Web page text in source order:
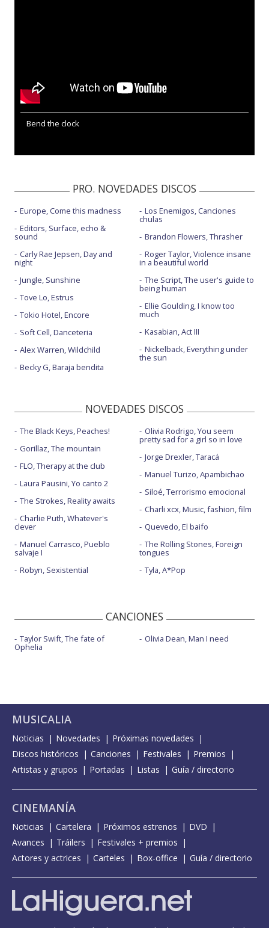
Bend the clock
PRO. NOVEDADES DISCOS
Europe, Come this madness
Editors, Surface, echo &
sound
Carly Rae Jepsen, Day and
night
Jungle, Sunshine
Tove Lo, Estrus
Tokio Hotel, Encore
Soft Cell, Danceteria
Alex Warren, Wildchild
Becky G, Baraja bendita
Los Enemigos, Canciones
chulas
Brandon Flowers, Thrasher
Roger Taylor, Violence insane
in a beautiful world
The Script, The user's guide to
being human
Ellie Goulding, I know too
much
Kasabian, Act III
Nickelback, Everything under
the sun
NOVEDADES DISCOS
The Black Keys, Peaches!
Gorillaz, The mountain
FLO, Therapy at the club
Laura Pausini, Yo canto 2
The Strokes, Reality awaits
Charlie Puth, Whatever's
clever
Manuel Carrasco, Pueblo
salvaje I
Robyn, Sexistential
Olivia Rodrigo, You seem
pretty sad for a girl so in love
Jorge Drexler, Taracá
Manuel Turizo, Apambichao
Siloé, Terrorismo emocional
Charli xcx, Music, fashion, film
Quevedo, El baifo
The Rolling Stones, Foreign
tongues
Tyla, A*Pop
CANCIONES
Taylor Swift, The fate of
Ophelia
Olivia Dean, Man I need
MUSICALIA
Noticias Novedades
Próximas novedades
Discos históricos
Canciones Festivales
Premios
Artistas y grupos
Portadas Listas Guía / directorio
CINEMANÍA
Noticias Cartelera Próximos estrenos
DVD
Avances
Tráilers
Festivales + premios
Actores y actrices
Carteles Box-office Guía / directorio